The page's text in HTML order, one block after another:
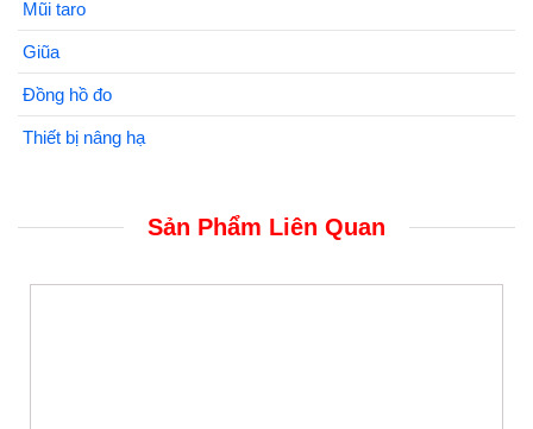
Mũi taro
Giũa
Đồng hồ đo
Thiết bị nâng hạ
Sản Phẩm Liên Quan